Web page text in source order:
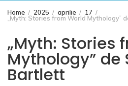
Home 2025 aprilie 17
„Myth: Stories from World Mythology”
„Myth: Stories
Mythology” de
Bartlett